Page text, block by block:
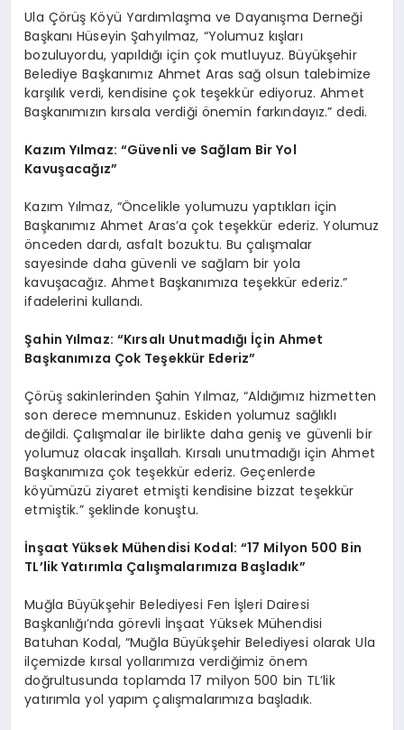
Ula Çörüş Köyü Yardımlaşma ve Dayanışma Derneği
Başkanı Hüseyin Şahyılmaz, “Yolumuz kışları
bozuluyordu, yapıldığı için çok mutluyuz. Büyükşehir
Belediye Başkanımız Ahmet Aras sağ olsun talebimize
karşılık verdi, kendisine çok teşekkür ediyoruz. Ahmet
Başkanımızın kırsala verdiği önemin farkındayız.” dedi.
Kazım Yılmaz: “Güvenli ve Sağlam Bir Yol
Kavuşacağız”
Kazım Yılmaz, “Öncelikle yolumuzu yaptıkları için
Başkanımız Ahmet Aras’a çok teşekkür ederiz. Yolumuz
önceden dardı, asfalt bozuktu. Bu çalışmalar
sayesinde daha güvenli ve sağlam bir yola
kavuşacağız. Ahmet Başkanımıza teşekkür ederiz.”
ifadelerini kullandı.
Şahin Yılmaz: “Kırsalı Unutmadığı İçin Ahmet
Başkanımıza Çok Teşekkür Ederiz”
Çörüş sakinlerinden Şahin Yılmaz, “Aldığımız hizmetten
son derece memnunuz. Eskiden yolumuz sağlıklı
değildi. Çalışmalar ile birlikte daha geniş ve güvenli bir
yolumuz olacak inşallah. Kırsalı unutmadığı için Ahmet
Başkanımıza çok teşekkür ederiz. Geçenlerde
köyümüzü ziyaret etmişti kendisine bizzat teşekkür
etmiştik.” şeklinde konuştu.
İnşaat Yüksek Mühendisi Kodal: “17 Milyon 500 Bin
TL’lik Yatırımla Çalışmalarımıza Başladık”
Muğla Büyükşehir Belediyesi Fen İşleri Dairesi
Başkanlığı’nda görevli İnşaat Yüksek Mühendisi
Batuhan Kodal, “Muğla Büyükşehir Belediyesi olarak Ula
ilçemizde kırsal yollarımıza verdiğimiz önem
doğrultusunda toplamda 17 milyon 500 bin TL’lik
yatırımla yol yapım çalışmalarımıza başladık.